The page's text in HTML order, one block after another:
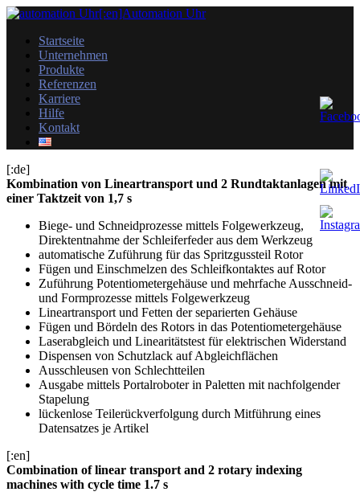
Startseite
Unternehmen
Produkte
Referenzen
Karriere
Hilfe
Kontakt
[:de]
Kombination von Lineartransport und 2 Rundtaktanlagen mit
einer Taktzeit von 1,7 s
Biege- und Schneidprozesse mittels Folgewerkzeug,
Direktentnahme der Schleiferfeder aus dem Werkzeug
automatische Zuführung für das Spritzgussteil Rotor
Fügen und Einschmelzen des Schleifkontaktes auf Rotor
Zuführung Potentiometergehäuse und mehrfache Ausschneid-
und Formprozesse mittels Folgewerkzeug
Lineartransport und Fetten der separierten Gehäuse
Fügen und Bördeln des Rotors in das Potentiometergehäuse
Laserabgleich und Linearitätstest für elektrischen Widerstand
Dispensen von Schutzlack auf Abgleichflächen
Ausschleusen von Schlechtteilen
Ausgabe mittels Portalroboter in Paletten mit nachfolgender
Stapelung
lückenlose Teilerückverfolgung durch Mitführung eines
Datensatzes je Artikel
[:en]
Combination of linear transport and 2 rotary indexing
machines with cycle time 1.7 s